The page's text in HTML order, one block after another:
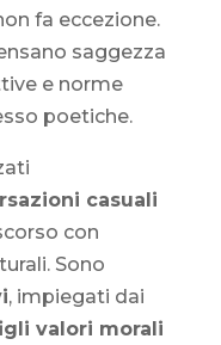
fa eccezione.
saggezza
e norme
poetiche.
casuali
con
Sono
, impiegati dai
valori morali